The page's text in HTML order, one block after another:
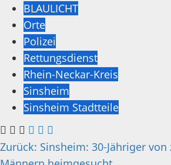
BLAULICHT
Orte
Polizei
Rettungsdienst
Rhein-Neckar-Kreis
Sinsheim
Sinsheim Stadtteile
Beitragsnavigation
Zurück: Sinsheim: 30-Jähriger